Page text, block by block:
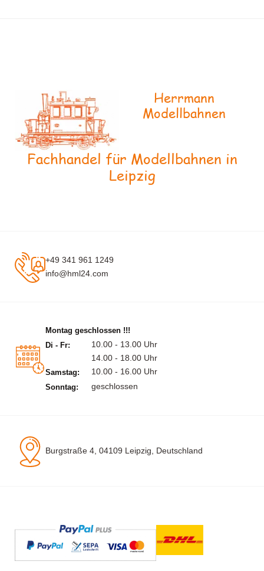
Herrmann
Modellbahnen
Fachhandel für Modellbahnen in
Leipzig
+49 341 961 1249
info@hml24.com
Montag geschlossen !!!
Di - Fr:
10.00 - 13.00 Uhr
14.00 - 18.00 Uhr
Samstag: 10.00 - 16.00 Uhr
Sonntag: geschlossen
Burgstraße 4, 04109 Leipzig, Deutschland